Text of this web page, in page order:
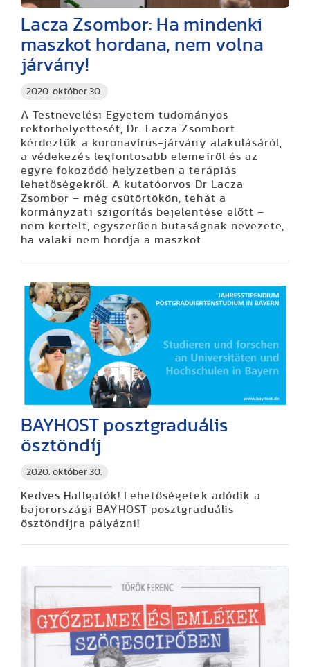
2020. október 30.
Lacza Zsombor: Ha mindenki
maszkot hordana, nem volna
járvány!
A Testnevelési Egyetem tudományos
rektorhelyettesét, Dr. Lacza Zsombort
kérdeztük a koronavírus-járvány alakulásáról,
a védekezés legfontosabb elemeiről és az
egyre fokozódó helyzetben a terápiás
lehetőségekről. A kutatóorvos Dr Lacza
Zsombor – még csütörtökön, tehát a
kormányzati szigorítás bejelentése előtt –
nem kertelt, egyszerűen butaságnak nevezete,
ha valaki nem hordja a maszkot.
2020. október 30.
BAYHOST posztgraduális
ösztöndíj
Kedves Hallgatók! Lehetőségetek adódik a
bajorországi BAYHOST posztgraduális
ösztöndíjra pályázni!